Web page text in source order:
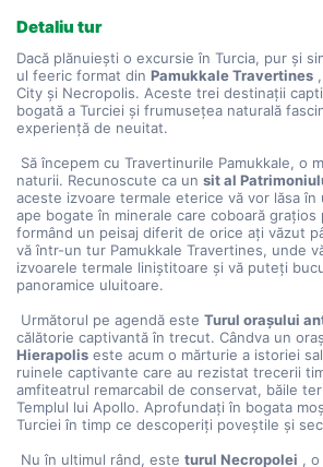
Detaliu tur
Dacă plănuiești o excursie în Turcia, pur și
ul feeric format din Pamukkale Travertines
City și Necropolis. Aceste trei destinații
bogată a Turciei și frumusețea naturală
experiență de neuitat.
naturii. Recunoscute ca un sit al
aceste izvoare termale eterice vă vor lăsa în
ape bogate în minerale care coboară grațios
formând un peisaj diferit de orice ați văzut
vă într-un tur Pamukkale Travertines, unde
izvoarele termale liniștitoare și vă puteți
panoramice uluitoare.
Următorul pe agendă este Turul orașului
Hierapolis este acum o mărturie a istoriei
ruinele captivante care au rezistat trecerii
amfiteatrul remarcabil de conservat, băile
Templul lui Apollo. Aprofundați în bogata
Turciei în timp ce descoperiți poveștile și
Nu în ultimul rând, este turul Necropolei ,